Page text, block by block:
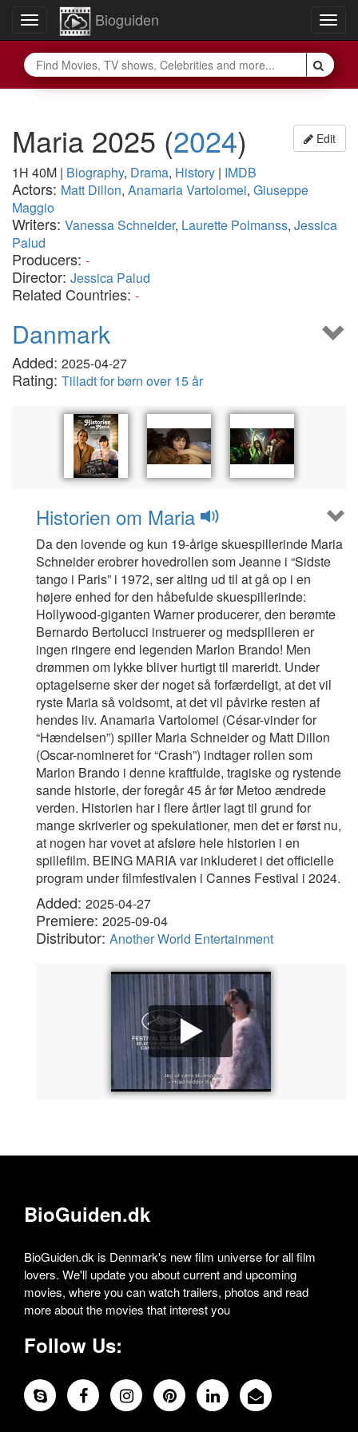
Toggle
navigation
Bioguiden
Edit
Maria 2025 (2024)
1H 40M | Biography, Drama, History | IMDB
Actors: Matt Dillon, Anamaria Vartolomei, Giuseppe
Maggio
Writers: Vanessa Schneider, Laurette Polmanss, Jessica
Palud
Producers: -
Director: Jessica Palud
Related Countries: -
Danmark
Added: 2025-04-27
Rating: Tilladt for børn over 15 år
Historien om Maria
Da den lovende og kun 19-årige skuespillerinde Maria
Schneider erobrer hovedrollen som Jeanne i “Sidste
tango i Paris” i 1972, ser alting ud til at gå op i en
højere enhed for den håbefulde skuespillerinde:
Hollywood-giganten Warner producerer, den berømte
Bernardo Bertolucci instruerer og medspilleren er
ingen ringere end legenden Marlon Brando! Men
drømmen om lykke bliver hurtigt til mareridt. Under
optagelserne sker der noget så forfærdeligt, at det vil
ryste Maria så voldsomt, at det vil påvirke resten af ​​
hendes liv. Anamaria Vartolomei (César-vinder for
“Hændelsen”) spiller Maria Schneider og Matt Dillon
(Oscar-nomineret for “Crash”) indtager rollen som
Marlon Brando i denne kraftfulde, tragiske og rystende
sande historie, der foregår 45 år før Metoo ændrede
verden. Historien har i flere årtier lagt til grund for
mange skriverier og spekulationer, men det er først nu,
at nogen har vovet at afsløre hele historien i en
spillefilm. BEING MARIA var inkluderet i det officielle
program under filmfestivalen i Cannes Festival i 2024.
Added: 2025-04-27
Premiere: 2025-09-04
Distributor: Another World Entertainment
BioGuiden.dk
BioGuiden.dk is Denmark's new film universe for all film
lovers. We'll update you about current and upcoming
movies, where you can watch trailers, photos and read
more about the movies that interest you
Follow Us: